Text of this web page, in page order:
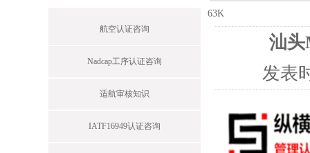
航空认证咨询
Nadcap工序认证咨询
适航审核知识
IATF16949认证咨询
63K
汕头
发表